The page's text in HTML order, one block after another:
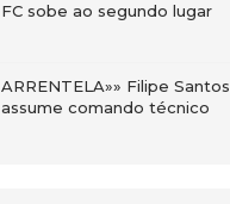
FC sobe ao segundo lugar
ARRENTELA»» Filipe Santos
assume comando técnico